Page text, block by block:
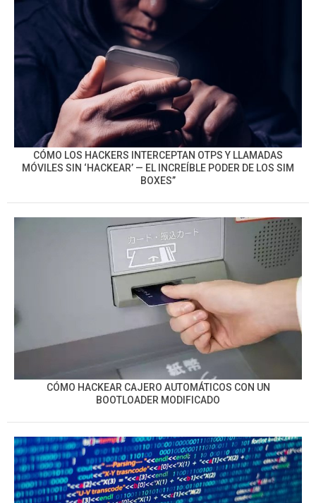
CÓMO LOS HACKERS INTERCEPTAN OTPS Y LLAMADAS
MÓVILES SIN ‘HACKEAR’ — EL INCREÍBLE PODER DE LOS SIM
BOXES”
CÓMO HACKEAR CAJERO AUTOMÁTICOS CON UN
BOOTLOADER MODIFICADO